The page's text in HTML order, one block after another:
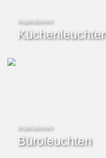
Inspirationen
Inspirationen
Büroleuchten